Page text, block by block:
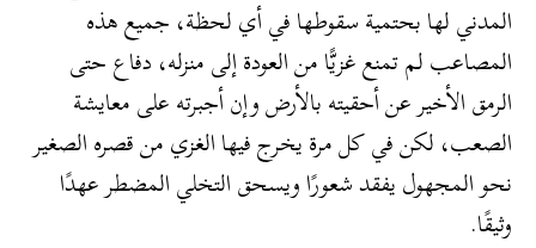
المدني لها بحتمية سقوطها في أي لحظة، جميع هذه
المصاعب لم تمنع غزيًّا من العودة إلى منزله، دفاع حتى
الرمق الأخير عن أحقيته بالأرض وإن أجبرته على معايشة
الصعب، لكن في كل مرة يخرج فيها الغزي من قصره الصغير
نحو المجهول يفقد شعورًا ويسحق التخلي المضطر عهدًا
وثيقًا.